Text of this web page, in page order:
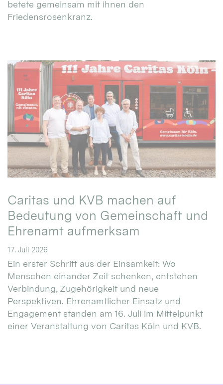
betete gemeinsam mit ihnen den
Friedensrosenkranz.
Caritas und KVB machen auf
Bedeutung von Gemeinschaft und
Ehrenamt aufmerksam
17. Juli 2026
Ein erster Schritt aus der Einsamkeit: Wo
Menschen einander Zeit schenken, entstehen
Verbindung, Zugehörigkeit und neue
Perspektiven. Ehrenamtlicher Einsatz und
Engagement standen am 16. Juli im Mittelpunkt
einer Veranstaltung von Caritas Köln und KVB.